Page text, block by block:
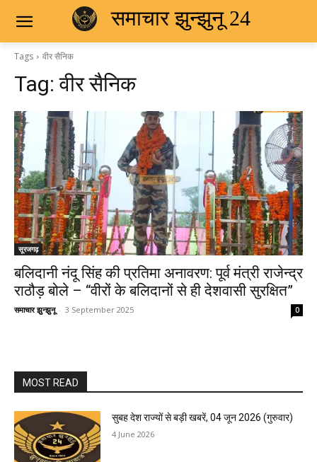
समाचार झुन्झुनू 24
Tags वीर सैनिक
Tag:वीर सैनिक
सूरजगढ़
बलिदानी नंदू सिंह की प्रतिमा अनावरण: पूर्व मंत्री राजेन्द्र
राठौड़ बोले – “वीरों के बलिदानों से ही देशवासी सुरक्षित”
समाचार झुन्झुनू - 3 September 2025 0
MOST READ
सुबह देश राज्यों से बड़ी खबरें, 04 जून 2026 (गुरुवार)
4 June 2026